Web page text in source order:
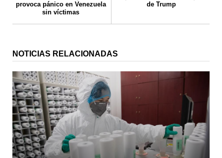
provoca pánico en Venezuela
sin víctimas
de Trump
NOTICIAS RELACIONADAS